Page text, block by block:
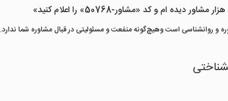
ام و کد «مشاور-50768» را اعلام کنید»
روانشناسی است وهیچ‌گونه منفعت و مسئولیتی در قبال مشاوره شما ندارد.